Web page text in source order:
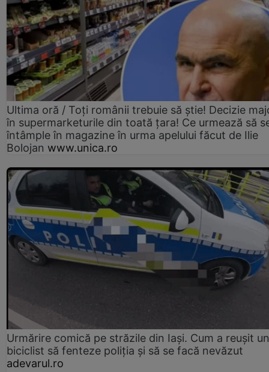
Ultima oră / Toți românii trebuie să știe! Decizie
în supermarketurile din toată țara! Ce urmează să
întâmple în magazine în urma apelului făcut de Ilie
Bolojan www.unica.ro
Urmărire comică pe străzile din Iași. Cum a reușit un
biciclist să fenteze poliția și să se facă nevăzut
adevarul.ro